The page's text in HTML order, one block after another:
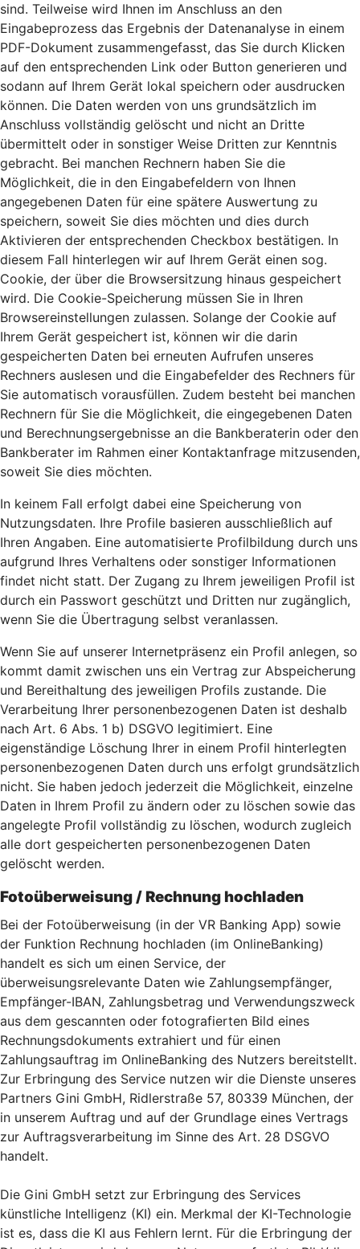
sind. Teilweise wird Ihnen im Anschluss an den
Eingabeprozess das Ergebnis der Datenanalyse in einem
PDF-Dokument zusammengefasst, das Sie durch Klicken
auf den entsprechenden Link oder Button generieren und
sodann auf Ihrem Gerät lokal speichern oder ausdrucken
können. Die Daten werden von uns grundsätzlich im
Anschluss vollständig gelöscht und nicht an Dritte
übermittelt oder in sonstiger Weise Dritten zur Kenntnis
gebracht. Bei manchen Rechnern haben Sie die
Möglichkeit, die in den Eingabefeldern von Ihnen
angegebenen Daten für eine spätere Auswertung zu
speichern, soweit Sie dies möchten und dies durch
Aktivieren der entsprechenden Checkbox bestätigen. In
diesem Fall hinterlegen wir auf Ihrem Gerät einen sog.
Cookie, der über die Browsersitzung hinaus gespeichert
wird. Die Cookie-Speicherung müssen Sie in Ihren
Browsereinstellungen zulassen. Solange der Cookie auf
Ihrem Gerät gespeichert ist, können wir die darin
gespeicherten Daten bei erneuten Aufrufen unseres
Rechners auslesen und die Eingabefelder des Rechners für
Sie automatisch vorausfüllen. Zudem besteht bei manchen
Rechnern für Sie die Möglichkeit, die eingegebenen Daten
und Berechnungsergebnisse an die Bankberaterin oder den
Bankberater im Rahmen einer Kontaktanfrage mitzusenden,
soweit Sie dies möchten.
In keinem Fall erfolgt dabei eine Speicherung von
Nutzungsdaten. Ihre Profile basieren ausschließlich auf
Ihren Angaben. Eine automatisierte Profilbildung durch uns
aufgrund Ihres Verhaltens oder sonstiger Informationen
findet nicht statt. Der Zugang zu Ihrem jeweiligen Profil ist
durch ein Passwort geschützt und Dritten nur zugänglich,
wenn Sie die Übertragung selbst veranlassen.
Wenn Sie auf unserer Internetpräsenz ein Profil anlegen, so
kommt damit zwischen uns ein Vertrag zur Abspeicherung
und Bereithaltung des jeweiligen Profils zustande. Die
Verarbeitung Ihrer personenbezogenen Daten ist deshalb
nach Art. 6 Abs. 1 b) DSGVO legitimiert. Eine
eigenständige Löschung Ihrer in einem Profil hinterlegten
personenbezogenen Daten durch uns erfolgt grundsätzlich
nicht. Sie haben jedoch jederzeit die Möglichkeit, einzelne
Daten in Ihrem Profil zu ändern oder zu löschen sowie das
angelegte Profil vollständig zu löschen, wodurch zugleich
alle dort gespeicherten personenbezogenen Daten
gelöscht werden.
Fotoüberweisung / Rechnung hochladen
Bei der Fotoüberweisung (in der VR Banking App) sowie
der Funktion Rechnung hochladen (im OnlineBanking)
handelt es sich um einen Service, der
überweisungsrelevante Daten wie Zahlungsempfänger,
Empfänger-IBAN, Zahlungsbetrag und Verwendungszweck
aus dem gescannten oder fotografierten Bild eines
Rechnungsdokuments extrahiert und für einen
Zahlungsauftrag im OnlineBanking des Nutzers bereitstellt.
Zur Erbringung des Service nutzen wir die Dienste unseres
Partners Gini GmbH, Ridlerstraße 57, 80339 München, der
in unserem Auftrag und auf der Grundlage eines Vertrags
zur Auftragsverarbeitung im Sinne des Art. 28 DSGVO
handelt.
Die Gini GmbH setzt zur Erbringung des Services
künstliche Intelligenz (KI) ein. Merkmal der KI-Technologie
ist es, dass die KI aus Fehlern lernt. Für die Erbringung der